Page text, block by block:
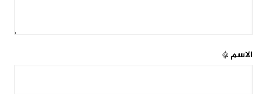
الاسم*